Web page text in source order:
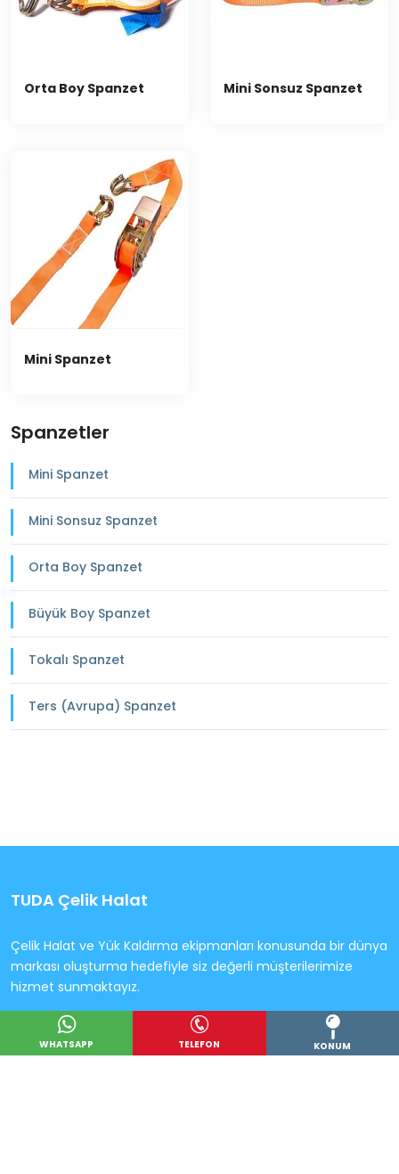
Orta Boy Spanzet Mini Sonsuz Spanzet
Mini Spanzet
Spanzetler
Mini Spanzet
Mini Sonsuz Spanzet
Orta Boy Spanzet
Büyük Boy Spanzet
Tokalı Spanzet
Ters (Avrupa) Spanzet
TUDA Çelik Halat
Çelik Halat ve Yük Kaldırma ekipmanları konusunda bir dünya
markası oluşturma hedefiyle siz değerli müşterilerimize
hizmet sunmaktayız.
İletişim
WHATSAPP TELEFON KONUM